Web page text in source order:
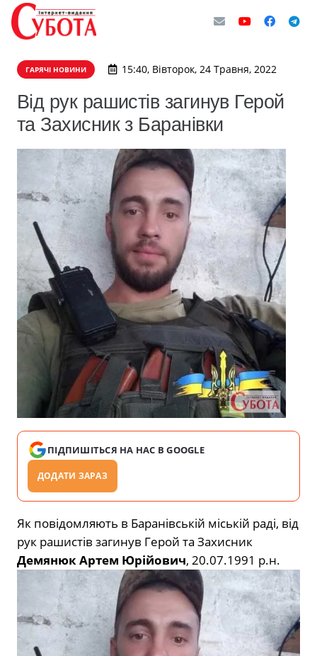
ГАРЯЧІ НОВИНИ 15:40, Вівторок, 24 Травня, 2022
Від рук рашистів загинув Герой
та Захисник з Баранівки
ПІДПИШІТЬСЯ НА НАС В GOOGLE
ДОДАТИ ЗАРАЗ
Як повідомляють в Баранівській міській раді, від
рук рашистів загинув Герой та Захисник
Демянюк Артем Юрійович, 20.07.1991 р.н.